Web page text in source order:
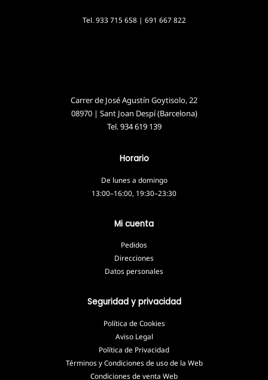
Tel. 933 715 658| 691 667 822
Carrer de José Agustín Goytisolo, 22
08970 | Sant Joan Despí (Barcelona)
Tel.934 619 139
Horario
De lunes a domingo
13:00–16:00, 19:30–23:30
Mi cuenta
Pedidos
Direcciones
Datos personales
Seguridad y privacidad
Política de Cookies
Aviso Legal
Política de Privacidad
Términos y Condiciones de uso de la Web
Condiciones de venta Web